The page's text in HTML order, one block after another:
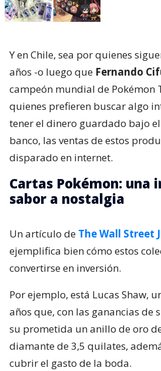
Y en Chile, sea por quienes
años -o luego que Fernando
campeón mundial de Pokémon
quienes prefieren buscar algo
tener el dinero guardado bajo
banco, las ventas de estos
disparado en internet.
Cartas Pokémon: una
sabor a nostalgia
Un artículo de The Wall Street
ejemplifica bien cómo estos
convertirse en inversión.
Por ejemplo, está Lucas Shaw,
años que, con las ganancias de
su prometida un anillo de oro
diamante de 3,5 quilates,
cubrir el gasto de la boda.